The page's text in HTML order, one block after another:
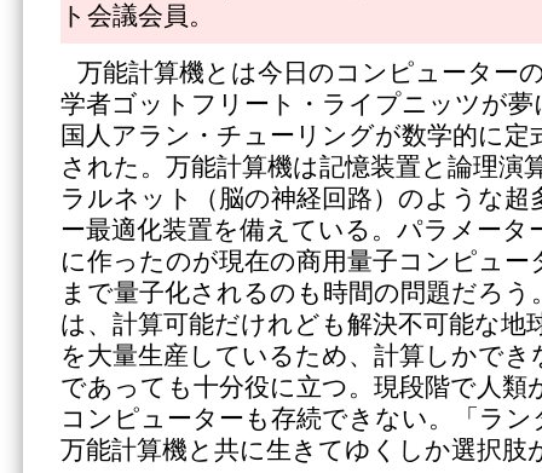
ト会議会員。
万能計算機とは今日のコンピューター
学者ゴットフリート・ライプニッツが夢
国人アラン・チューリングが数学的に定
された。万能計算機は記憶装置と論理演
ラルネット（脳の神経回路）のような超
ー最適化装置を備えている。パラメータ
に作ったのが現在の商用量子コンピュー
まで量子化されるのも時間の問題だろう
は、計算可能だけれども解決不可能な地
を大量生産しているため、計算しかで
であっても十分役に立つ。現段階で人類
コンピューターも存続できない。「ラ
万能計算機と共に生きてゆくしか選択肢